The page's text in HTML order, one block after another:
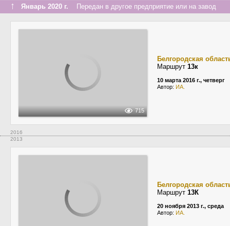
↑ Январь 2020 г. Передан в другое предприятие или на завод
715
Белгородская
Маршрут 13к
10 марта 2016 г., четверг
Автор: ИА.
2016
2013
Белгородская
Маршрут 13К
20 ноября 2013 г., среда
Автор: ИА.